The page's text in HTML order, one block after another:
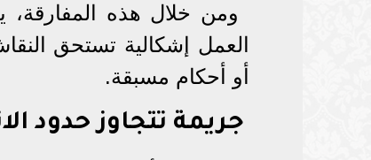
ومن خلال هذه المفارقة،
العمل إشكالية تستحق
أو أحكام مسبقة.
جريمة تتجاوز حدود